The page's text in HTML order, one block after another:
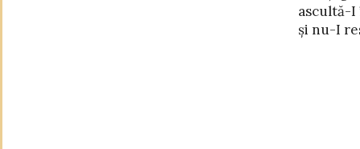
ascultă-
și nu-I
te duci la